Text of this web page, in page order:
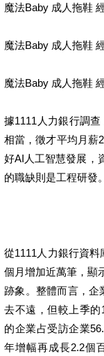
魔法Baby 成人拖鞋
魔法Baby 成人拖鞋
魔法Baby 成人拖鞋
據1111人力銀行調
相當，徵才平均月薪
好AI人工智慧發展，
的職缺則是工程研發。
從1111人力銀行資
個月增加近萬筆，顯
跡象。整體而言，企
去不遠，但較上季
的企業占受訪企業
年增幅再成長2.2個